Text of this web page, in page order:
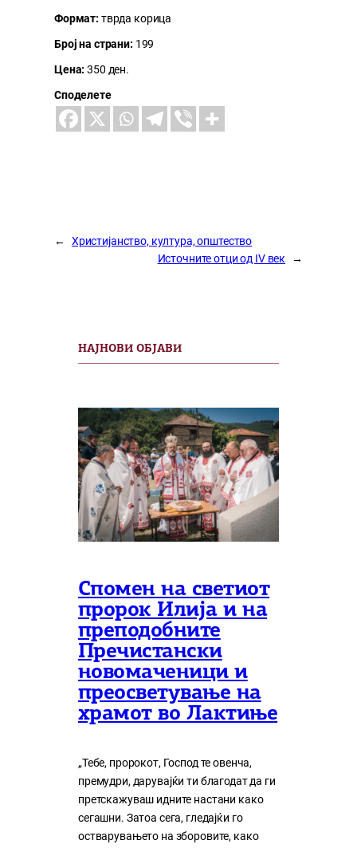
Формат: тврда корица
Број на страни: 199
Цена: 350 ден.
Споделете
←
Христијанство, култура, општество
Источните отци од IV век
→
НАЈНОВИ ОБЈАВИ
Спомен на светиот
пророк Илија и на
преподобните
Пречистански
новомаченици и
преосветување на
храмот во Лактиње
„Тебе, пророкот, Господ те овенча,
премудри, дарувајќи ти благодат да ги
претскажуваш идните настани како
сегашни. Затоа сега, гледајќи го
остварувањето на зборовите, како